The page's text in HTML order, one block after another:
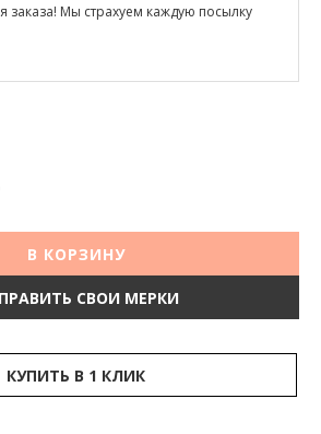
заказа! Мы страхуем каждую посылку
В КОРЗИНУ
СВОИ МЕРКИ
КУПИТЬ В 1 КЛИК